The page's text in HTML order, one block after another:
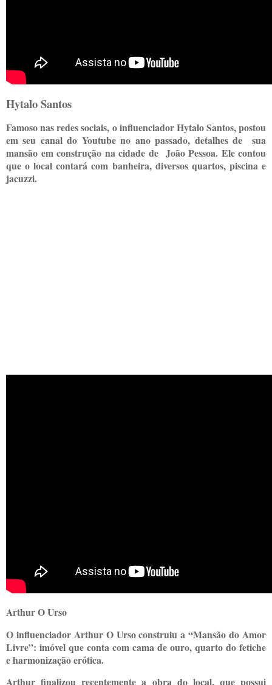
Hytalo Santos
Famoso nas redes sociais, o influenciador Hytalo Santos, postou
em seu canal do Youtube no ano passado, detalhes de sua
mansão em construção na cidade de João Pessoa. Ele contou
que o local contará com banheira, diversos quartos, piscina e
jacuzzi.
Arthur O Urso
O influenciador Arthur O Urso construiu a “Mansão do Amor
Livre”: imóvel que conta com cama de ouro, quarto do fetiche
e harmonização erótica.
Arthur finalizou recentemente a obra do local, que possui